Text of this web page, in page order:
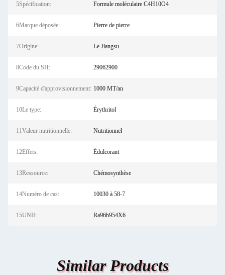
5Spécification: Formule moléculaire C4H10O4
6Marque déposée: Pierre de pierre
7Origine: Le Jiangsu
8Code du SH: 29062900
9Capacité d'approvisionnement: 1000 MT/an
10Le type: Érythritol
11Valeur nutritionnelle: Nutritionnel
12Effets: Édulcorant
13Ressource: Chémosynthèse
14Numéro de cas: 10030 à 58-7
15UNII: Ra96b954X6
Similar Products